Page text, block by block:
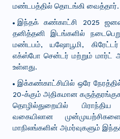
மண்டபத்தில் தொடங்கி வைத்தார்.
இந்தக் கண்காட்சி 2025
தனித்தனி இடங்களில்
மண்டபம், யஷோபூமி,
எக்ஸ்போ சென்டர் மற்றும் மார்ட்
உள்ளது.
இக்கண்காட்சியில் ஒரே
20-க்கும் அதிகமான
தொழில்துறையில்
வகையிலான
மாநிலங்களின் அமர்வுகளும்